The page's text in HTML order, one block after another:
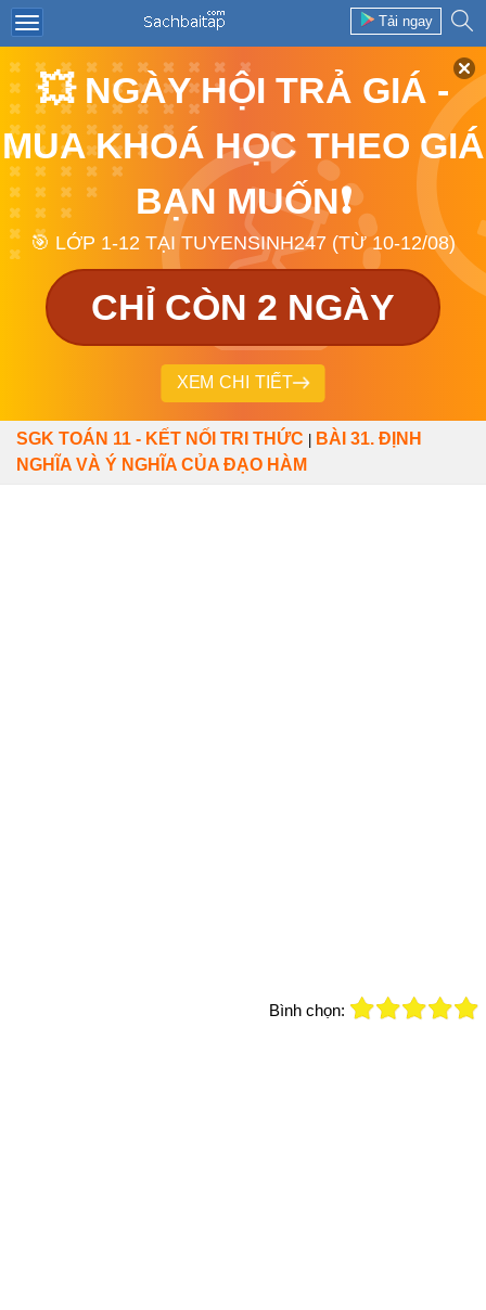
Tải ngay
💥 NGÀY HỘI TRẢ GIÁ -
MUA KHOÁ HỌC THEO GIÁ
BẠN MUỐN❗
🎯 LỚP 1-12 TẠI TUYENSINH247 (TỪ 10-12/08)
CHỈ CÒN 2 NGÀY
XEM CHI TIẾT
SGK TOÁN 11 - KẾT NỐI TRI THỨC
BÀI 31. ĐỊNH
NGHĨA VÀ Ý NGHĨA CỦA ĐẠO HÀM
Bình chọn: